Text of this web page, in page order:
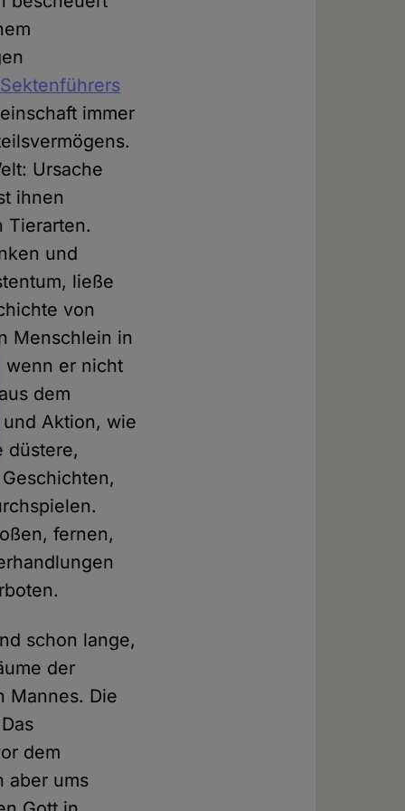
immer
Ursache
ihnen
Tierarten.
und
ließe
von
Menschlein in
wenn er nicht
dem
Aktion, wie
düstere,
fernen,
schon lange,
der
Mannes. Die
dem
aber ums